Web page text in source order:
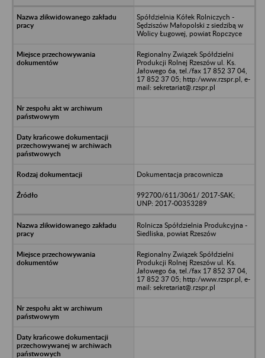
Spółdzielnia Kółek Rolniczych -
Sędziszów Małopolski z siedzibą w
Wolicy Ługowej, powiat Ropczyce
Regionalny Związek Spółdzielni
Produkcji Rolnej Rzeszów ul. Ks.
Jałowego 6a, tel./fax 17 852 37 04,
17 852 37 05; http:/www.rzspr.pl, e-
mail: sekretariat@.rzspr.pl
Dokumentacja pracownicza
992700/611/3061/ 2017-SAK;
UNP: 2017-00353289
Rolnicza Spółdzielnia Produkcyjna -
Siedliska, powiat Rzeszów
Regionalny Związek Spółdzielni
Produkcji Rolnej Rzeszów ul. Ks.
Jałowego 6a, tel./fax 17 852 37 04,
17 852 37 05; http:/www.rzspr.pl, e-
mail: sekretariat@.rzspr.pl